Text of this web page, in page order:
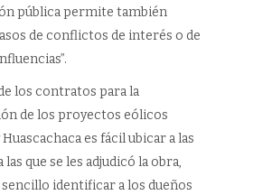
pública permite también
de conflictos de interés o de
los contratos para la
de los proyectos eólicos
es fácil ubicar a las
las que se les adjudicó la obra,
identificar a los dueños